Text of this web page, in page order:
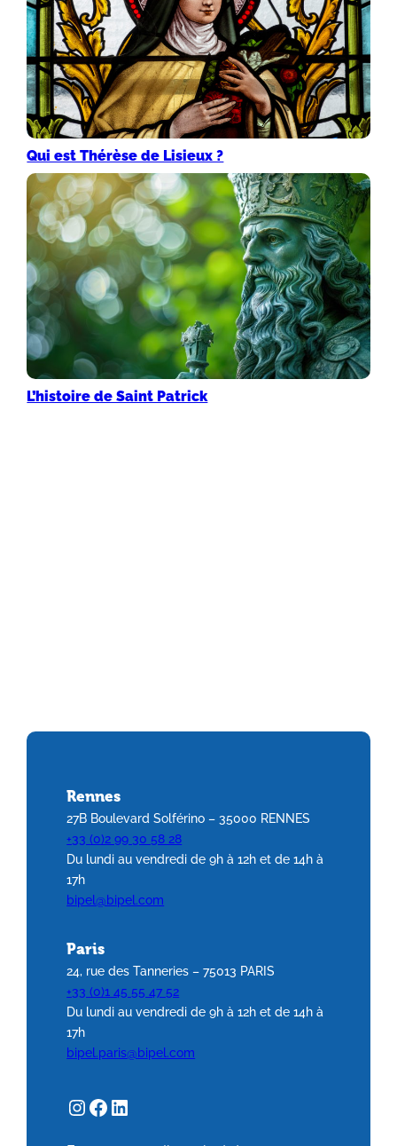
Qui est Thérèse de Lisieux ?
L’histoire de Saint Patrick
Rennes
27B Boulevard Solférino – 35000 RENNES
+33 (0)2 99 30 58 28
Du lundi au vendredi de 9h à 12h et de 14h à
17h
bipel@bipel.com
Paris
24, rue des Tanneries – 75013 PARIS
+33 (0)1 45 55 47 52
Du lundi au vendredi de 9h à 12h et de 14h à
17h
bipel.paris@bipel.com